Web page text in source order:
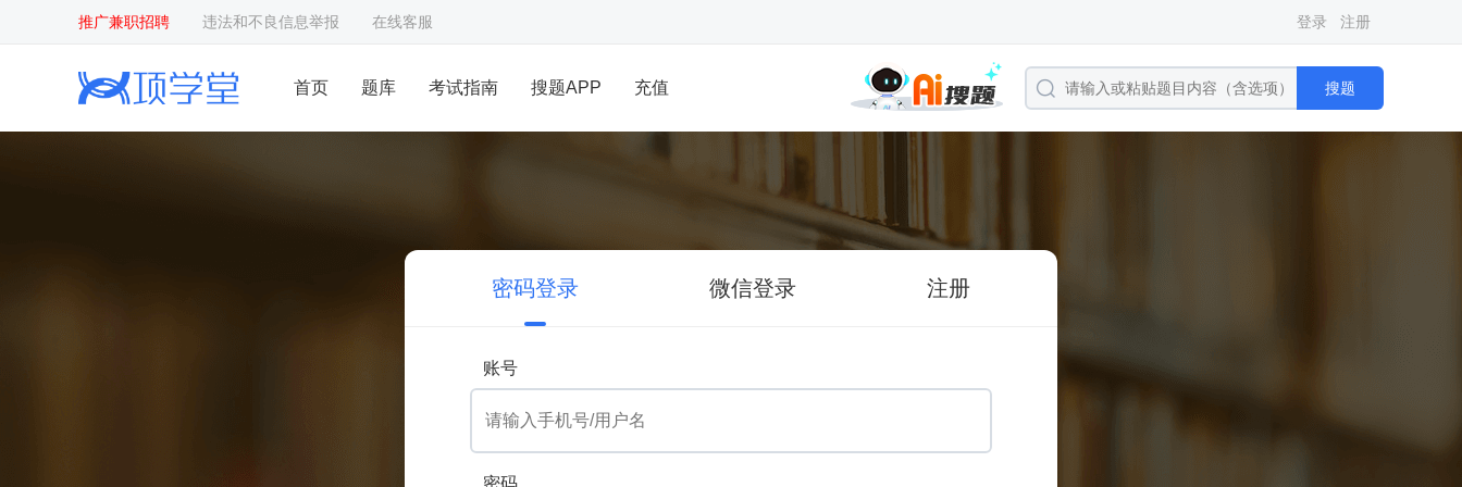
推广兼职招聘 违法和不良信息举报 在线客服 登录 注册
首页 题库 考试指南 搜题APP 充值 搜题
密码登录 微信登录 注册
账号
密码